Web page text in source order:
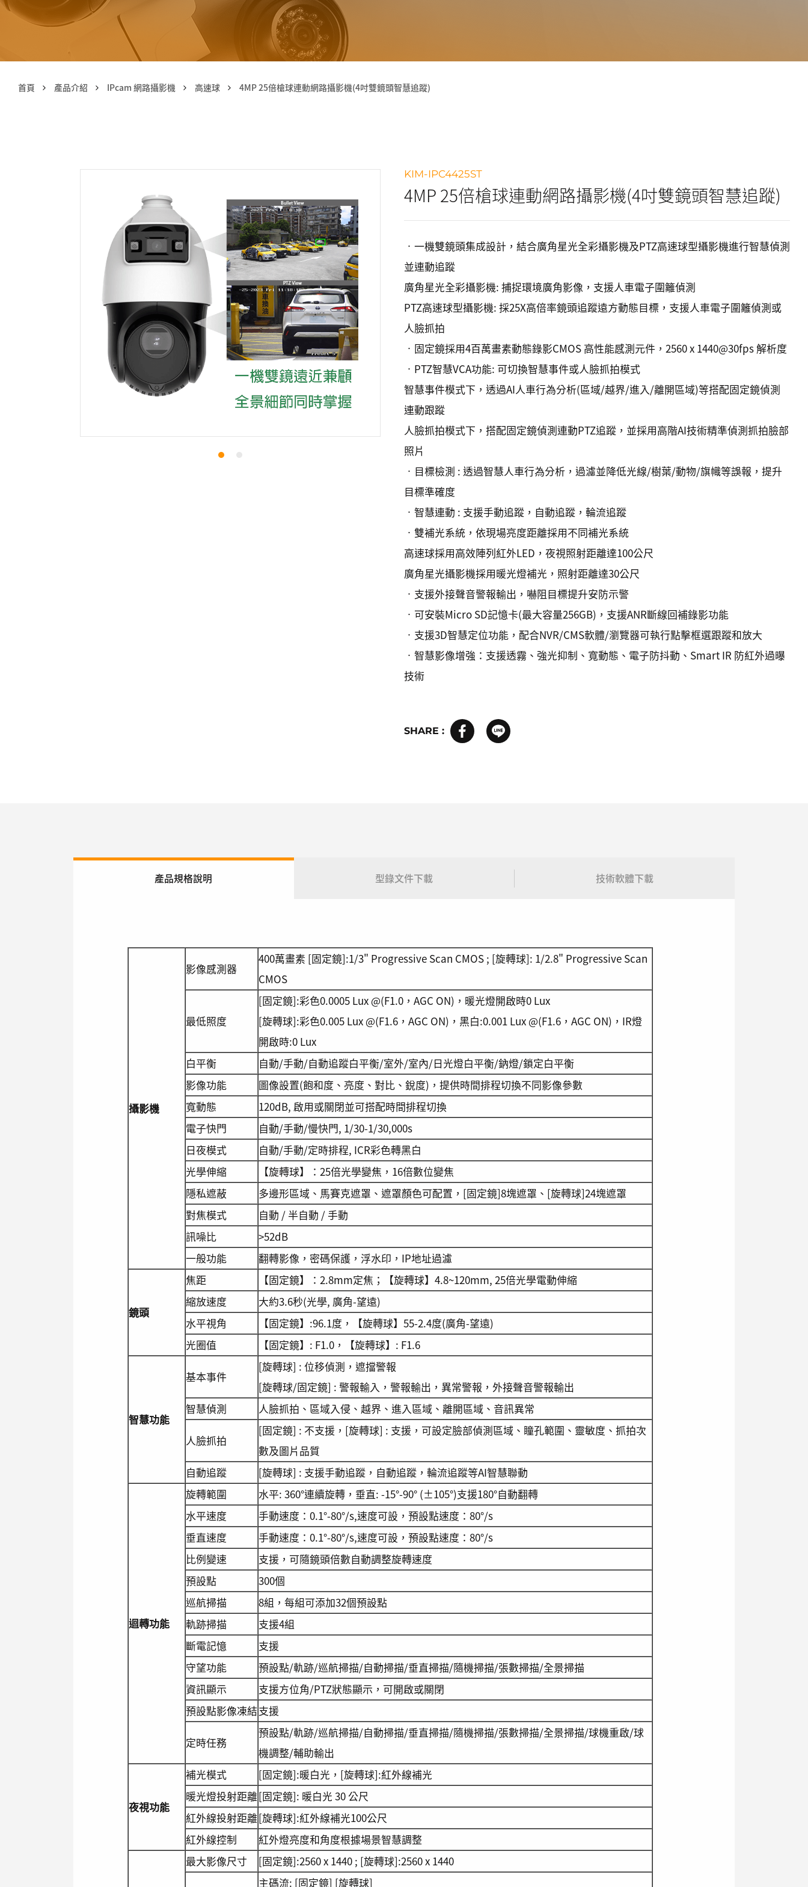
首頁 產品介紹 IPcam 網路攝影機 高速球 4MP 25倍槍球連動網路攝影機(4吋雙鏡頭智慧追蹤)
KIM-IPC4425ST
4MP 25倍槍球連動網路攝影機(4吋雙鏡頭智慧追蹤)
•一機雙鏡頭集成設計，結合廣角星光全彩攝影機及PTZ高速球型攝影機進行智慧偵測
並連動追蹤
廣角星光全彩攝影機: 捕捉環境廣角影像，支援人車電子圍籬偵測
PTZ高速球型攝影機: 採25X高倍率鏡頭追蹤遠方動態目標，支援人車電子圍籬偵測或
人臉抓拍
•固定鏡採用4百萬畫素動態錄影CMOS 高性能感測元件，2560 x 1440@30fps 解析度
•PTZ智慧VCA功能: 可切換智慧事件或人臉抓拍模式
智慧事件模式下，透過AI人車行為分析(區域/越界/進入/離開區域)等搭配固定鏡偵測
連動跟蹤
人臉抓拍模式下，搭配固定鏡偵測連動PTZ追蹤，並採用高階AI技術精準偵測抓拍臉部
照片
•目標檢測 : 透過智慧人車行為分析，過濾並降低光線/樹葉/動物/旗幟等誤報，提升
目標準確度
•智慧連動 : 支援手動追蹤，自動追蹤，輪流追蹤
•雙補光系統，依現場亮度距離採用不同補光系統
高速球採用高效陣列紅外LED，夜視照射距離達100公尺
廣角星光攝影機採用暖光燈補光，照射距離達30公尺
•支援外接聲音警報輸出，嚇阻目標提升安防示警
•可安裝Micro SD記憶卡(最大容量256GB)，支援ANR斷線回補錄影功能
•支援3D智慧定位功能，配合NVR/CMS軟體/瀏覽器可執行點擊框選跟蹤和放大
•智慧影像增強：支援透霧、強光抑制、寬動態、電子防抖動、Smart IR 防紅外過曝
技術
SHARE :
產品規格說明 型錄文件下載 技術軟體下載
攝影機
影像感測器
400萬畫素 [固定鏡]:1/3" Progressive Scan CMOS ; [旋轉球]: 1/2.8" Progressive Scan
CMOS
最低照度
[固定鏡]:彩色0.0005 Lux @(F1.0，AGC ON)，暖光燈開啟時0 Lux
[旋轉球]:彩色0.005 Lux @(F1.6，AGC ON)，黑白:0.001 Lux @(F1.6，AGC ON)，IR燈
開啟時:0 Lux
白平衡
自動/手動/自動追蹤白平衡/室外/室內/日光燈白平衡/鈉燈/鎖定白平衡
影像功能
圖像設置(飽和度、亮度、對比、銳度)，提供時間排程切換不同影像參數
寬動態
120dB, 啟用或關閉並可搭配時間排程切換
電子快門
自動/手動/慢快門, 1/30-1/30,000s
日夜模式
自動/手動/定時排程, ICR彩色轉黑白
光學伸縮
【旋轉球】：25倍光學變焦，16倍數位變焦
隱私遮蔽
多邊形區域、馬賽克遮罩、遮罩顏色可配置，[固定鏡]8塊遮罩、[旋轉球]24塊遮罩
對焦模式
自動 / 半自動 / 手動
訊噪比
>52dB
一般功能
翻轉影像，密碼保護，浮水印，IP地址過濾
鏡頭
焦距
【固定鏡】：2.8mm定焦；【旋轉球】4.8~120mm, 25倍光學電動伸縮
縮放速度
大約3.6秒(光學, 廣角-望遠)
水平視角
【固定鏡】:96.1度，【旋轉球】55-2.4度(廣角-望遠)
光圈值
【固定鏡】: F1.0，【旋轉球】: F1.6
智慧功能
基本事件
[旋轉球] : 位移偵測，遮擋警報
[旋轉球/固定鏡] : 警報輸入，警報輸出，異常警報，外接聲音警報輸出
智慧偵測
人臉抓拍、區域入侵、越界、進入區域、離開區域、音訊異常
人臉抓拍
[固定鏡] : 不支援，[旋轉球] : 支援，可設定臉部偵測區域、瞳孔範圍、靈敏度、抓拍次
數及圖片品質
自動追蹤
[旋轉球] : 支援手動追蹤，自動追蹤，輪流追蹤等AI智慧聯動
迴轉功能
旋轉範圍
水平: 360°連續旋轉，垂直: -15°-90° (±105°)支援180°自動翻轉
水平速度
手動速度：0.1°-80°/s,速度可設，預設點速度：80°/s
垂直速度
手動速度：0.1°-80°/s,速度可設，預設點速度：80°/s
比例變速
支援，可隨鏡頭倍數自動調整旋轉速度
預設點
300個
巡航掃描
8組，每組可添加32個預設點
軌跡掃描
支援4組
斷電記憶
支援
守望功能
預設點/軌跡/巡航掃描/自動掃描/垂直掃描/隨機掃描/張數掃描/全景掃描
資訊顯示
支援方位角/PTZ狀態顯示，可開啟或關閉
預設點影像凍結支援
定時任務
預設點/軌跡/巡航掃描/自動掃描/垂直掃描/隨機掃描/張數掃描/全景掃描/球機重啟/球
機調整/輔助輸出
夜視功能
補光模式
[固定鏡]:暖白光，[旋轉球]:紅外線補光
暖光燈投射距離[固定鏡]: 暖白光 30 公尺
紅外線投射距離[旋轉球]:紅外線補光100公尺
紅外線控制
紅外燈亮度和角度根據場景智慧調整
最大影像尺寸
[固定鏡]:2560 x 1440 ; [旋轉球]:2560 x 1440
主碼流: [固定鏡] [旋轉球]